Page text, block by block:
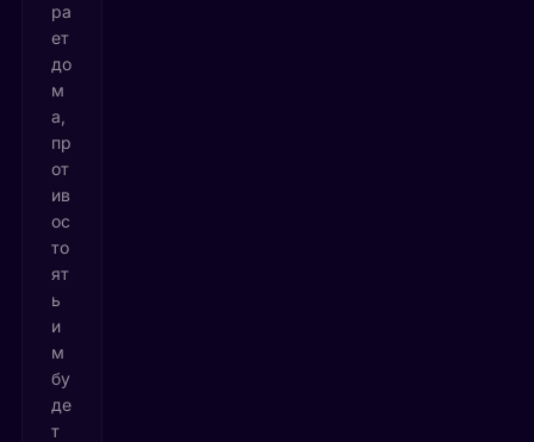
ра
ет
до
м
а,
пр
от
ив
ос
то
ят
ь
и
м
бу
де
т